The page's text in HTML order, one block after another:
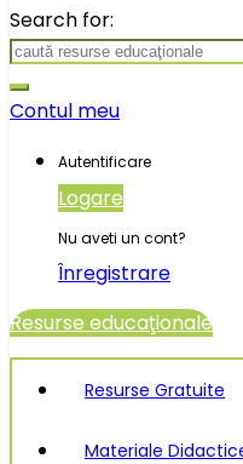
Search for:
Contul meu
Autentificare
Logare
Nu aveti un cont?
Înregistrare
Resurse educaţionale
Resurse Gratuite
Materiale